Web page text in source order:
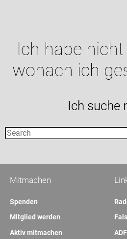
Ich habe
wonach ich
Ich suche
Mitmachen
Spenden
Mitglied werden
Aktiv mitmachen